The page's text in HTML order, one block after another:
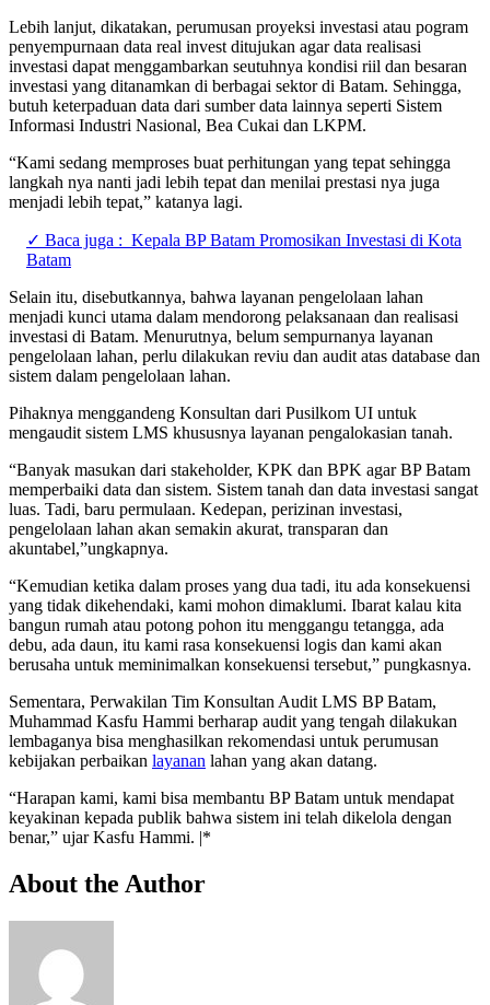
Lebih lanjut, dikatakan, perumusan proyeksi investasi atau pogram
penyempurnaan data real invest ditujukan agar data realisasi
investasi dapat menggambarkan seutuhnya kondisi riil dan besaran
investasi yang ditanamkan di berbagai sektor di Batam. Sehingga,
butuh keterpaduan data dari sumber data lainnya seperti Sistem
Informasi Industri Nasional, Bea Cukai dan LKPM.
“Kami sedang memproses buat perhitungan yang tepat sehingga
langkah nya nanti jadi lebih tepat dan menilai prestasi nya juga
menjadi lebih tepat,” katanya lagi.
✓ Baca juga : Kepala BP Batam Promosikan Investasi di Kota
Batam
Selain itu, disebutkannya, bahwa layanan pengelolaan lahan
menjadi kunci utama dalam mendorong pelaksanaan dan realisasi
investasi di Batam. Menurutnya, belum sempurnanya layanan
pengelolaan lahan, perlu dilakukan reviu dan audit atas database dan
sistem dalam pengelolaan lahan.
Pihaknya menggandeng Konsultan dari Pusilkom UI untuk
mengaudit sistem LMS khususnya layanan pengalokasian tanah.
“Banyak masukan dari stakeholder, KPK dan BPK agar BP Batam
memperbaiki data dan sistem. Sistem tanah dan data investasi sangat
luas. Tadi, baru permulaan. Kedepan, perizinan investasi,
pengelolaan lahan akan semakin akurat, transparan dan
akuntabel,”ungkapnya.
“Kemudian ketika dalam proses yang dua tadi, itu ada konsekuensi
yang tidak dikehendaki, kami mohon dimaklumi. Ibarat kalau kita
bangun rumah atau potong pohon itu menggangu tetangga, ada
debu, ada daun, itu kami rasa konsekuensi logis dan kami akan
berusaha untuk meminimalkan konsekuensi tersebut,” pungkasnya.
Sementara, Perwakilan Tim Konsultan Audit LMS BP Batam,
Muhammad Kasfu Hammi berharap audit yang tengah dilakukan
lembaganya bisa menghasilkan rekomendasi untuk perumusan
kebijakan perbaikan layanan lahan yang akan datang.
“Harapan kami, kami bisa membantu BP Batam untuk mendapat
keyakinan kepada publik bahwa sistem ini telah dikelola dengan
benar,” ujar Kasfu Hammi. |*
About the Author